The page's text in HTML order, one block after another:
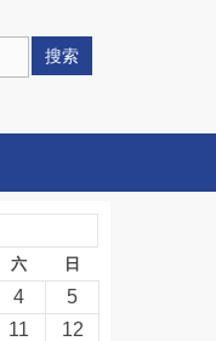
搜索
六 日
4
5
11
12